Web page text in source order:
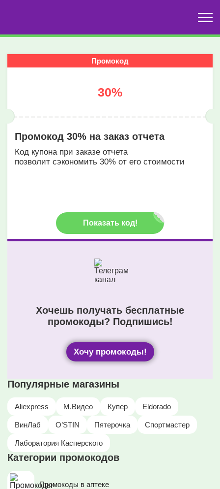
Промокод
30%
Промокод 30% на заказ отчета
Код купона при заказе отчета
позволит сэкономить 30% от его стоимости
Показать код!
Хочешь получать бесплатные
промокоды? Подпишись!
Хочу промокоды!
Популярные магазины
Aliexpress М.Видео Купер Eldorado
ВинЛаб O’STIN Пятерочка Спортмастер
Лаборатория Касперского
Категории промокодов
Промокоды в аптеке